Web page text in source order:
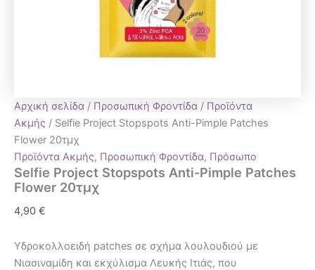
Αρχική σελίδα / Προσωπική Φροντίδα / Προϊόντα
Ακμής / Selfie Project Stopspots Anti-Pimple Patches
Flower 20τμχ
Προϊόντα Ακμής, Προσωπική Φροντίδα, Πρόσωπο
Selfie Project Stopspots Anti-Pimple Patches
Flower 20τμχ
4,90 €
Υδροκολλοειδή patches σε σχήμα λουλουδιού με
Νιασιναμίδη και εκχύλισμα Λευκής Ιτιάς, που